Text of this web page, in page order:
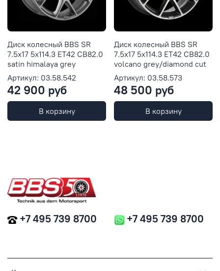
Диск колесный BBS SR
7.5x17 5x114.3 ET42 CB82.0
satin himalaya grey
Артикул: 03.58.542
42 900 руб
В корзину
Диск колесный BBS SR
7.5x17 5x114.3 ET42 CB82.0
volcano grey/diamond cut
Артикул: 03.58.573
48 500 руб
В корзину
+7 495 739 8700 +7 495 739 8700